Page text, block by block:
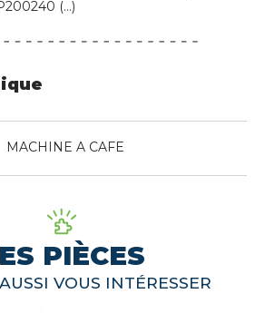
(...)
MACHINE A CAFE
PIÈCES
VOUS INTÉRESSER